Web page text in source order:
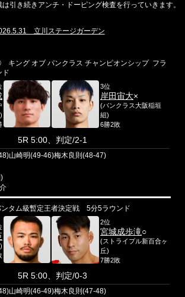
引き続きアンチ・ドーピング検査を行っていきます。
立川ステージガーデン
キング オブ パンクラス チャンピオンシップ フラ
ド
3位
岸田宙大×
(パンクラス大阪稲垣
組)
6勝2敗
5R 5:00、判定/2-1
山崎明(49-46)梅木良則(48-47)
タム級暫定王者決定戦 5分5ラウンド
2位
宮城成歩滝○
(ストライプル新百合ヶ
丘)
7勝2敗
5R 5:00、判定/0-3
山崎明(46-49)梅木良則(47-48)